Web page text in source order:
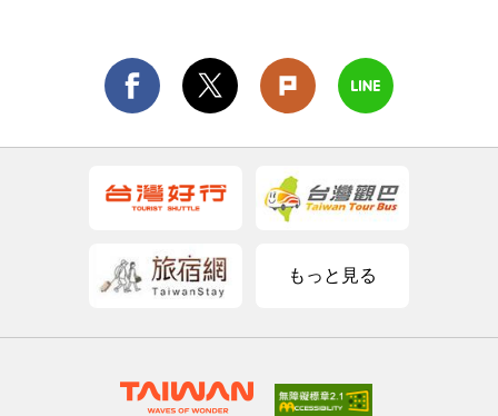
もっと見る